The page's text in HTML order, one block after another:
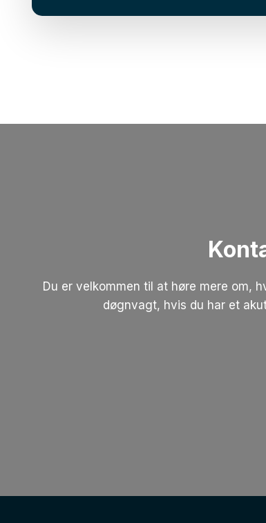
Du er velkommen til at høre mere om,
døgnvagt, hvis du har et